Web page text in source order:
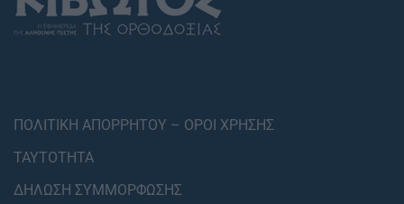
ΠΟΛΙΤΙΚΗ ΑΠΟΡΡΗΤΟΥ – ΟΡΟΙ ΧΡΗΣΗΣ
ΤΑΥΤΟΤΗΤΑ
ΔΗΛΩΣΗ ΣΥΜΜΟΡΦΩΣΗΣ